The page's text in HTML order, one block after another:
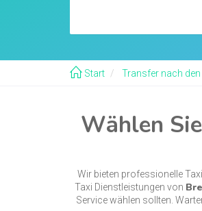
Start Transfer nach den
Wählen
Wir bieten professionelle
Taxi Dienstleistungen von
Service wählen sollten.